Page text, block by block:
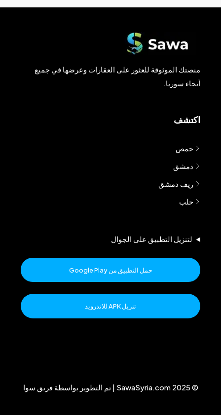
منصتك الموثوقة للعثور على العقارات وعرضها في جميع
أنحاء سوريا.
اكتشف
حمص
دمشق
ريف دمشق
حلب
لتنزيل التطبيق على الجوال
حمل التطبيق من Google Play
تنزيل APK للاندرويد
© 2025 SawaSyria.com | تم التطوير بواسطة فريق سوا